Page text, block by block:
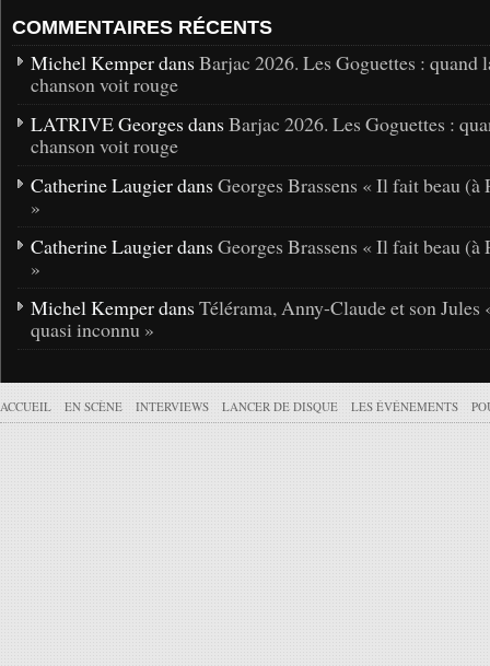
COMMENTAIRES RÉCENTS
Michel Kemper dans Barjac 2026. Les Goguettes : quand
chanson voit rouge
LATRIVE Georges dans Barjac 2026. Les Goguettes :
chanson voit rouge
Catherine Laugier dans Georges Brassens « Il fait beau (à
»
Catherine Laugier dans Georges Brassens « Il fait beau (à
»
Michel Kemper dans Télérama, Anny-Claude et son Jules
quasi inconnu »
ACCUEIL EN SCÈNE INTERVIEWS LANCER DE DISQUE LES ÉVÉNEMENTS